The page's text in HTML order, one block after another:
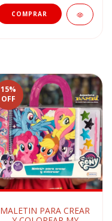
15%
OFF
MALETIN PARA CREAR